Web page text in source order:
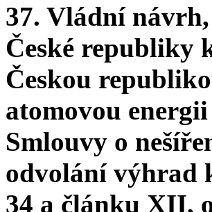
37. Vládní
České republiky
Českou
atomovou
Smlouvy o
odvolání výhrad
34 a článku XII,